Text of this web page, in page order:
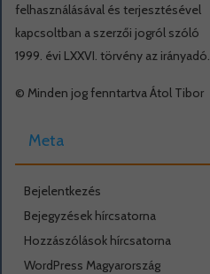
felhasználásával és terjesztésével
kapcsoltban a szerzői jogról szóló
1999. évi LXXVI. törvény az irányadó.
© Minden jog fenntartva Átol Tibor
Meta
Bejelentkezés
Bejegyzések hírcsatorna
Hozzászólások hírcsatorna
WordPress Magyarország